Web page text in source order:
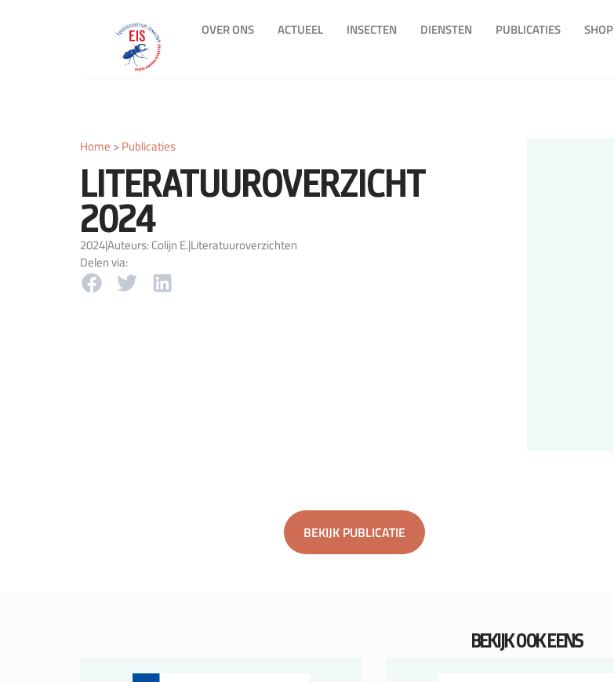
OVER ONS ACTUEEL INSECTEN DIENSTEN PUBLICATIES SHOP
Home >Publicaties
LITERATUUROVERZICHT
2024
2024|Auteurs: Colijn E.|Literatuuroverzichten
Delen via:
BEKIJK PUBLICATIE
BEKIJK OOK EENS